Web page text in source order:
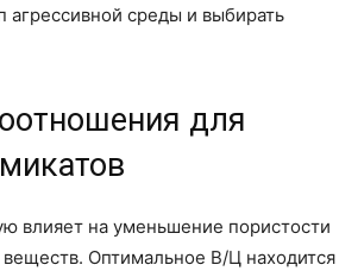
агрессивной среды и выбирать
для
влияет на уменьшение пористости
Оптимальное В/Ц находится